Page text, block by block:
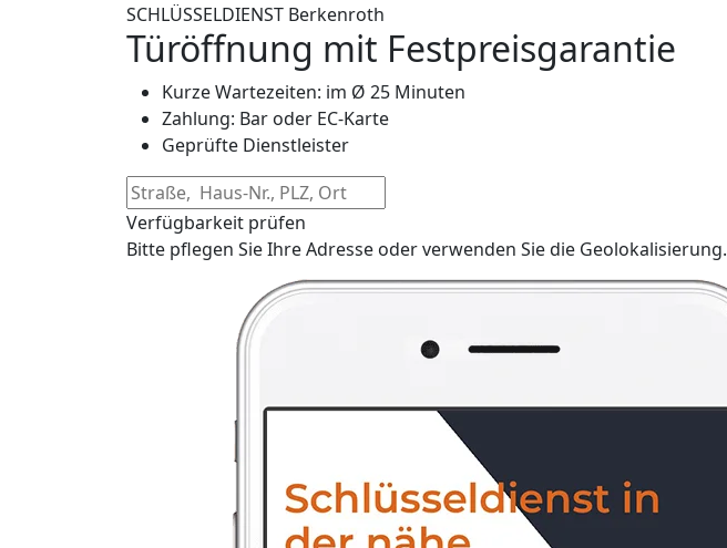
SCHLÜSSELDIENST Berkenroth
Türöffnung mit Festpreisgarantie
Kurze Wartezeiten: im Ø 25 Minuten
Zahlung: Bar oder EC-Karte
Geprüfte Dienstleister
Verfügbarkeit prüfen
Bitte pflegen Sie Ihre Adresse oder verwenden Sie die Geolokalisierung.